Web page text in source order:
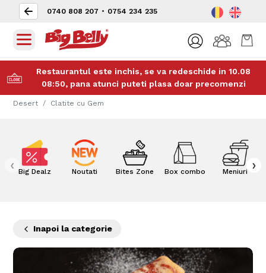
0740 808 207 • 0754 234 235
Restaurantul este inchis, se va redeschide in 10.08
08:50, pana atunci puteti plasa doar precomenzi
Desert Clatite cu Gem
Big Dealz Noutati Bites Zone Box combo
Meniuri
‹ ›
Inapoi la categorie